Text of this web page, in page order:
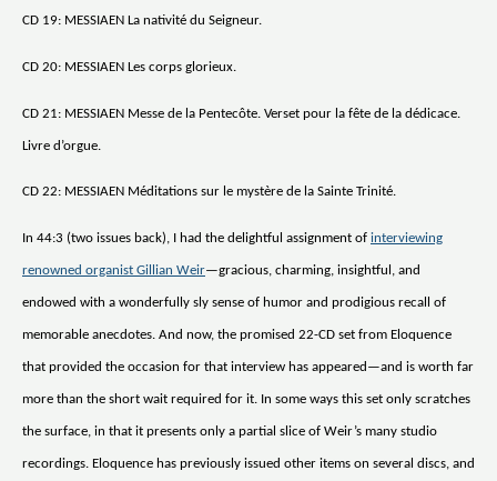
CD 19: MESSIAEN La nativité du Seigneur.
CD 20: MESSIAEN Les corps glorieux.
CD 21: MESSIAEN Messe de la Pentecôte. Verset pour la fête de la dédicace.
Livre d’orgue.
CD 22: MESSIAEN Méditations sur le mystère de la Sainte Trinité.
In 44:3 (two issues back), I had the delightful assignment of interviewing
renowned organist Gillian Weir—gracious, charming, insightful, and
endowed with a wonderfully sly sense of humor and prodigious recall of
memorable anecdotes. And now, the promised 22-CD set from Eloquence
that provided the occasion for that interview has appeared—and is worth far
more than the short wait required for it. In some ways this set only scratches
the surface, in that it presents only a partial slice of Weir’s many studio
recordings. Eloquence has previously issued other items on several discs, and